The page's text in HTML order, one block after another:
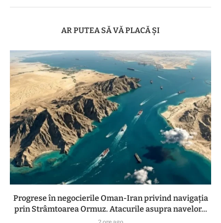
AR PUTEA SĂ VĂ PLACĂ ȘI
Progrese în negocierile Oman-Iran privind navigația
prin Strâmtoarea Ormuz. Atacurile asupra navelor...